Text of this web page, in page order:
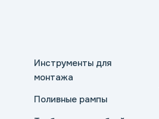
Инструменты для
монтажа
Поливные рампы